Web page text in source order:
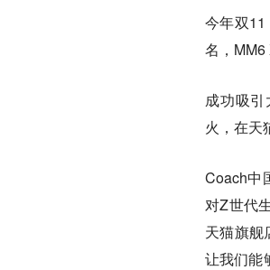
今年双
名，MM6
成功吸
火，在天
Coach中
对Z世代
天猫旗舰
让我们能